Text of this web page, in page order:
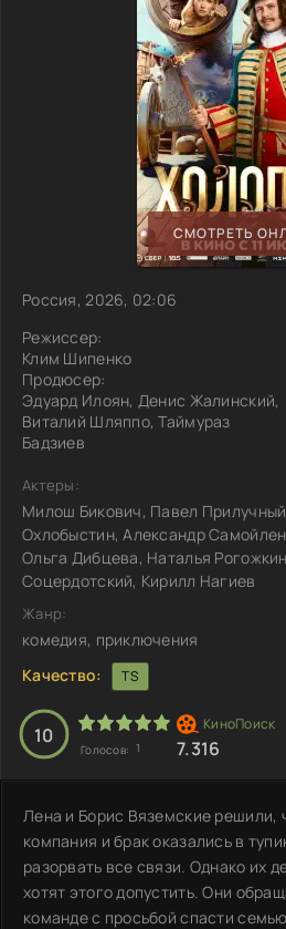
СМОТРЕТЬ
Россия, 2026, 02:06
Режиссер:
Клим Шипенко
Продюсер:
Эдуард Илоян, Денис Жалинский,
Виталий Шляппо, Таймураз
Бадзиев
Актеры:
Милош Бикович, Павел
Охлобыстин, Александр
Ольга Дибцева, Наталья
Соцердотский, Кирилл Нагиев
Жанр:
комедия, приключения
Качество:
TS
10
Голосов: 1 7.316
Лена и Борис Вяземские решили,
компания и брак оказались в
разорвать все связи. Однако их
хотят этого допустить. Они
команде с просьбой спасти